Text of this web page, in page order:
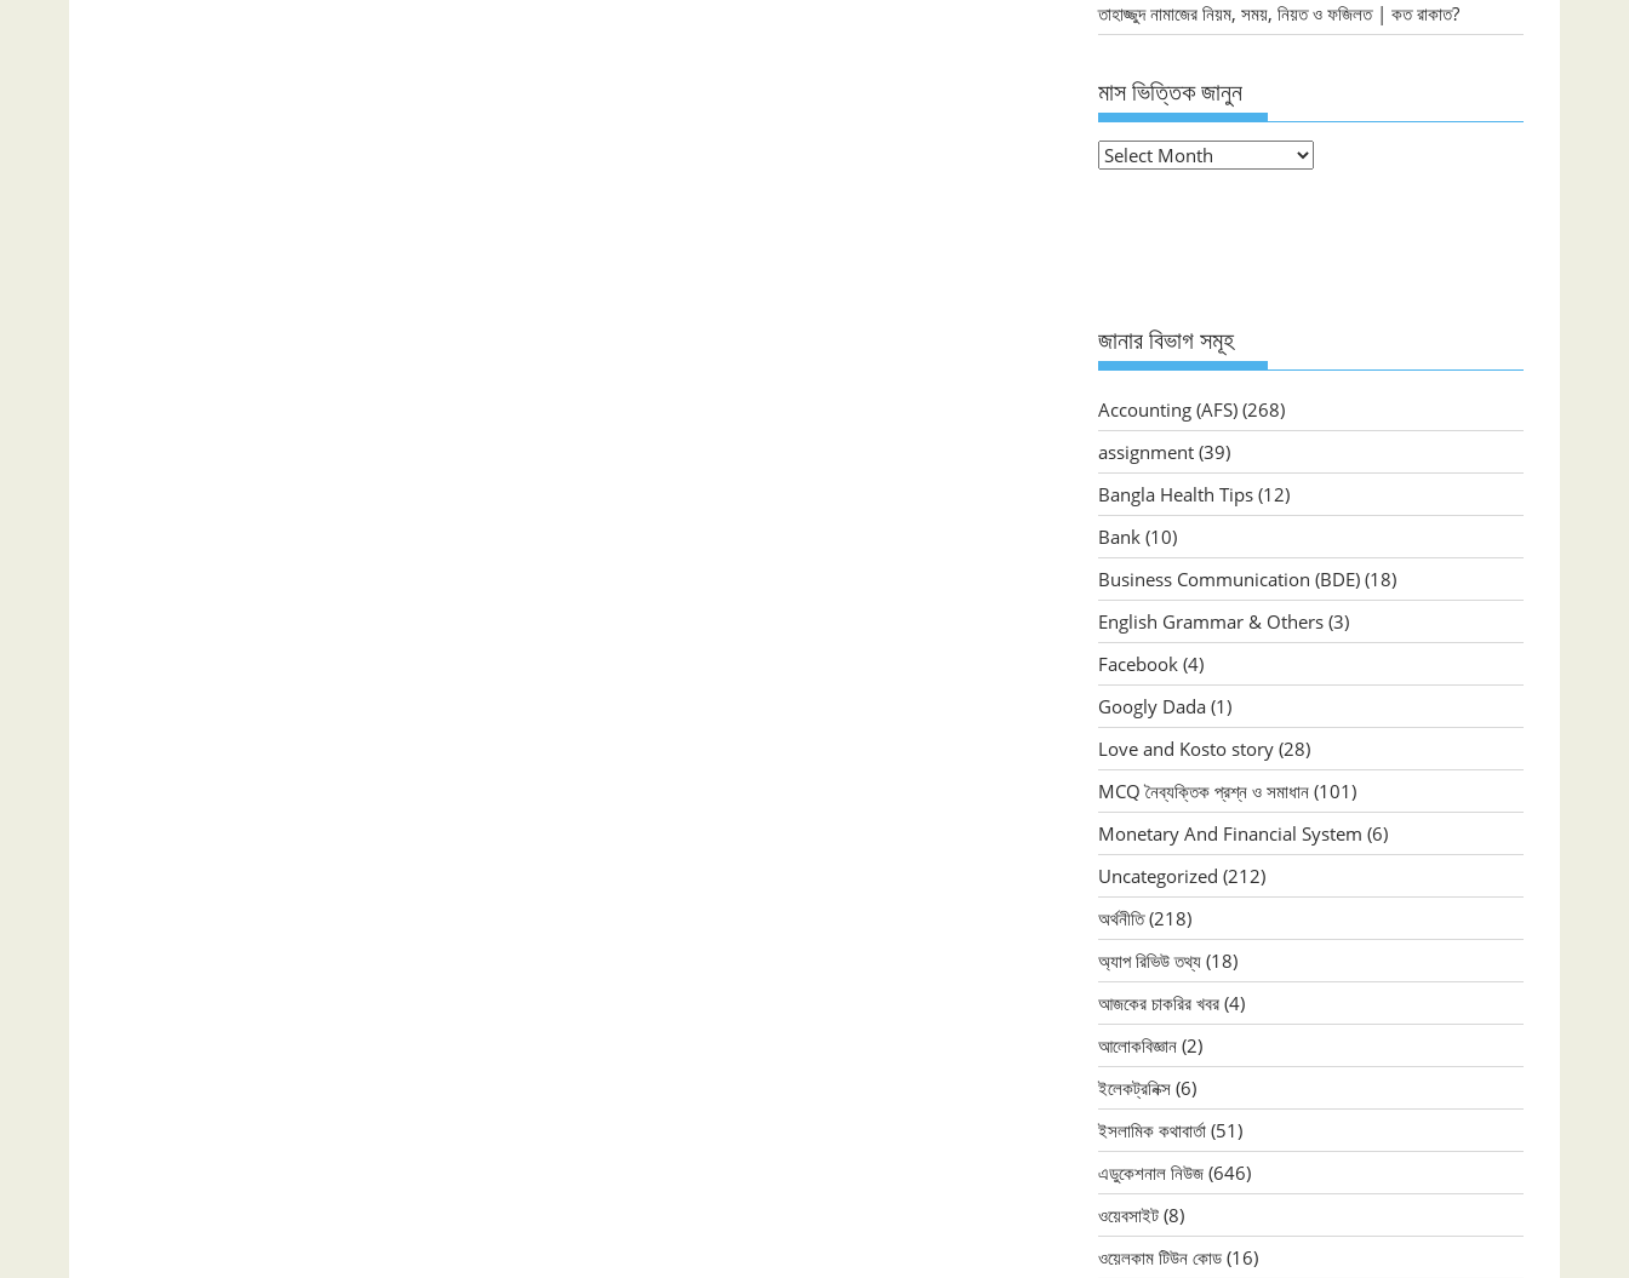
তাহাজ্জুদ নামাজের নিয়ম, সময়, নিয়ত ও ফজিলত | কত রাকাত?
মাস ভিত্তিক জানুন
মাস
জানার বিভাগ সমূহ
Accounting (AFS) (268)
assignment (39)
Bangla Health Tips (12)
Bank (10)
Business Communication (BDE) (18)
English Grammar & Others (3)
Facebook (4)
Googly Dada (1)
Love and Kosto story (28)
MCQ নৈব্যক্তিক প্রশ্ন ও সমাধান (101)
Monetary And Financial System (6)
Uncategorized (212)
অর্থনীতি(218)
অ্যাপ রিভিউ তথ্য (18)
আজকের চাকরির খবর (4)
আলোকবিজ্ঞান (2)
ইলেকট্রনিক্স (6)
ইসলামিক কথাবার্তা (51)
এডুকেশনাল নিউজ (646)
ওয়েবসাইট (8)
ওয়েলকাম টিউন কোড (16)